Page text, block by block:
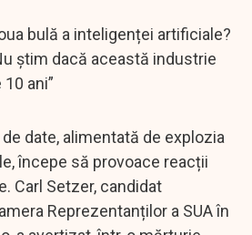
bulă a inteligenței artificiale?
știm dacă această industrie
ani”
date, alimentată de explozia
începe să provoace reacții
Carl Setzer, candidat
Reprezentanților a SUA în